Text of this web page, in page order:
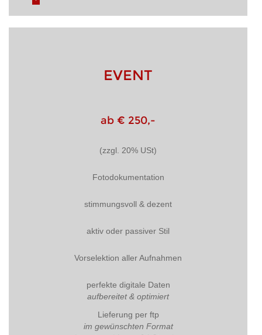
EVENT
ab € 250,-
(zzgl. 20% USt)
Fotodokumentation
stimmungsvoll & dezent
aktiv oder passiver Stil
Vorselektion aller Aufnahmen
perfekte digitale Daten
aufbereitet & optimiert
Lieferung per ftp
im gewünschten Format